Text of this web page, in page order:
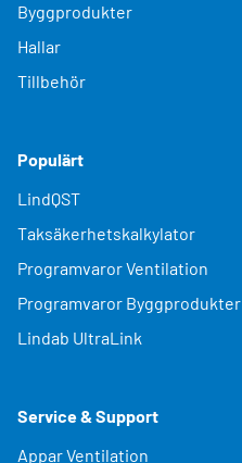
Byggprodukter
Hallar
Tillbehör
Populärt
LindQST
Taksäkerhetskalkylator
Programvaror Ventilation
Programvaror Byggprodukter
Lindab UltraLink
Service & Support
Appar Ventilation